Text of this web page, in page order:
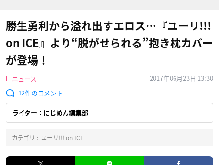
勝生勇利から溢れ出すエロス…『ユーリ!!!
on ICE』​より“脱がせられる”抱き枕カバー
が登場！
ニュース
2017年06月23日 13:30
12
ライター：にじめん編集部
カテゴリ : ユーリ!!! on ICE